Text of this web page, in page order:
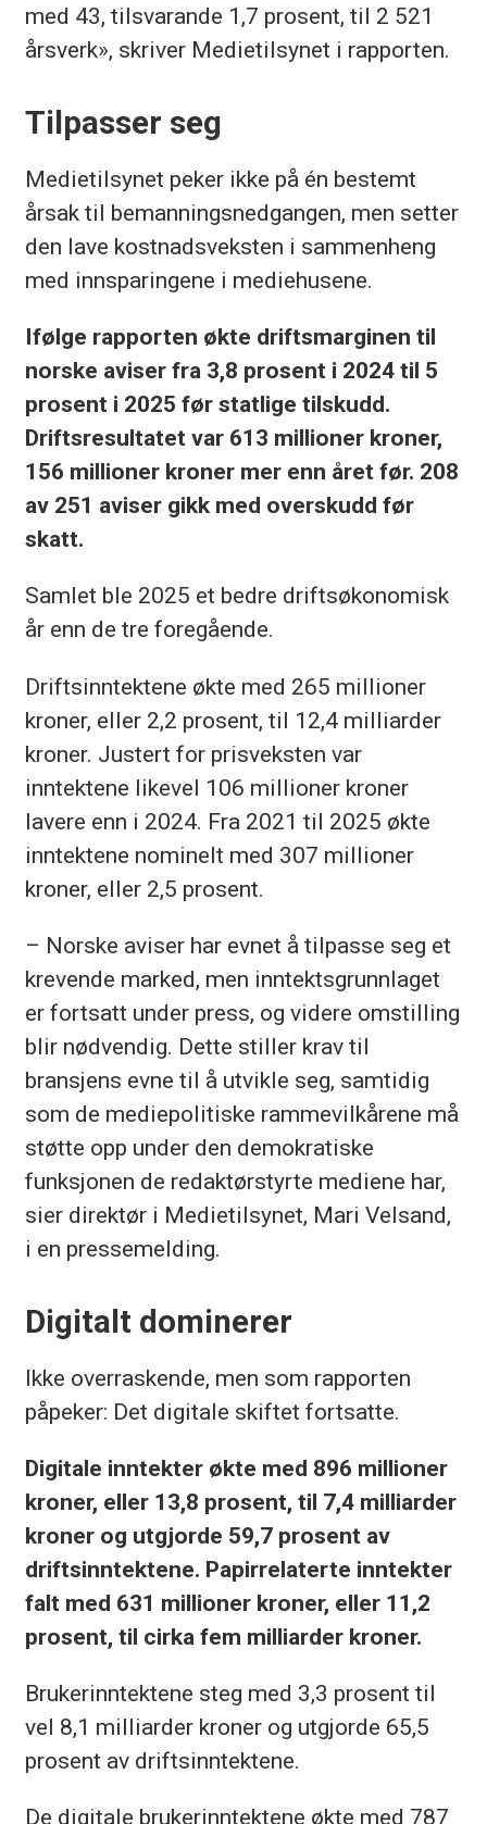
med 43, tilsvarande 1,7 prosent, til 2 521
årsverk», skriver Medietilsynet i rapporten.
Tilpasser seg
Medietilsynet peker ikke på én bestemt
årsak til bemanningsnedgangen, men setter
den lave kostnadsveksten i sammenheng
med innsparingene i mediehusene.
Ifølge rapporten økte driftsmarginen til
norske aviser fra 3,8 prosent i 2024 til 5
prosent i 2025 før statlige tilskudd.
Driftsresultatet var 613 millioner kroner,
156 millioner kroner mer enn året før. 208
av 251 aviser gikk med overskudd før
skatt.
Samlet ble 2025 et bedre driftsøkonomisk
år enn de tre foregående.
Driftsinntektene økte med 265 millioner
kroner, eller 2,2 prosent, til 12,4 milliarder
kroner. Justert for prisveksten var
inntektene likevel 106 millioner kroner
lavere enn i 2024. Fra 2021 til 2025 økte
inntektene nominelt med 307 millioner
kroner, eller 2,5 prosent.
– Norske aviser har evnet å tilpasse seg et
krevende marked, men inntektsgrunnlaget
er fortsatt under press, og videre omstilling
blir nødvendig. Dette stiller krav til
bransjens evne til å utvikle seg, samtidig
som de mediepolitiske rammevilkårene må
støtte opp under den demokratiske
funksjonen de redaktørstyrte mediene har,
sier direktør i Medietilsynet, Mari Velsand,
i en pressemelding.
Digitalt dominerer
Ikke overraskende, men som rapporten
påpeker: Det digitale skiftet fortsatte.
Digitale inntekter økte med 896 millioner
kroner, eller 13,8 prosent, til 7,4 milliarder
kroner og utgjorde 59,7 prosent av
driftsinntektene. Papirrelaterte inntekter
falt med 631 millioner kroner, eller 11,2
prosent, til cirka fem milliarder kroner.
Brukerinntektene steg med 3,3 prosent til
vel 8,1 milliarder kroner og utgjorde 65,5
prosent av driftsinntektene.
De digitale brukerinntektene økte med 787